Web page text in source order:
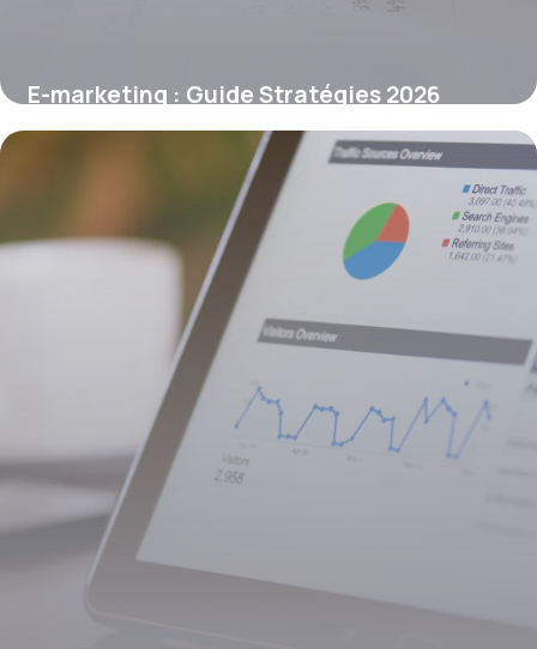
E-marketing : Guide Stratégies 2026
16 juin 2026